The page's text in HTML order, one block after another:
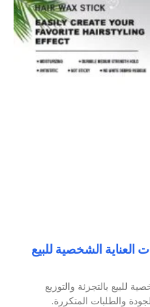
العناية الشخصية للبيع
للبيع بالتجزئة والتوزيع
والطلبات المتكررة.